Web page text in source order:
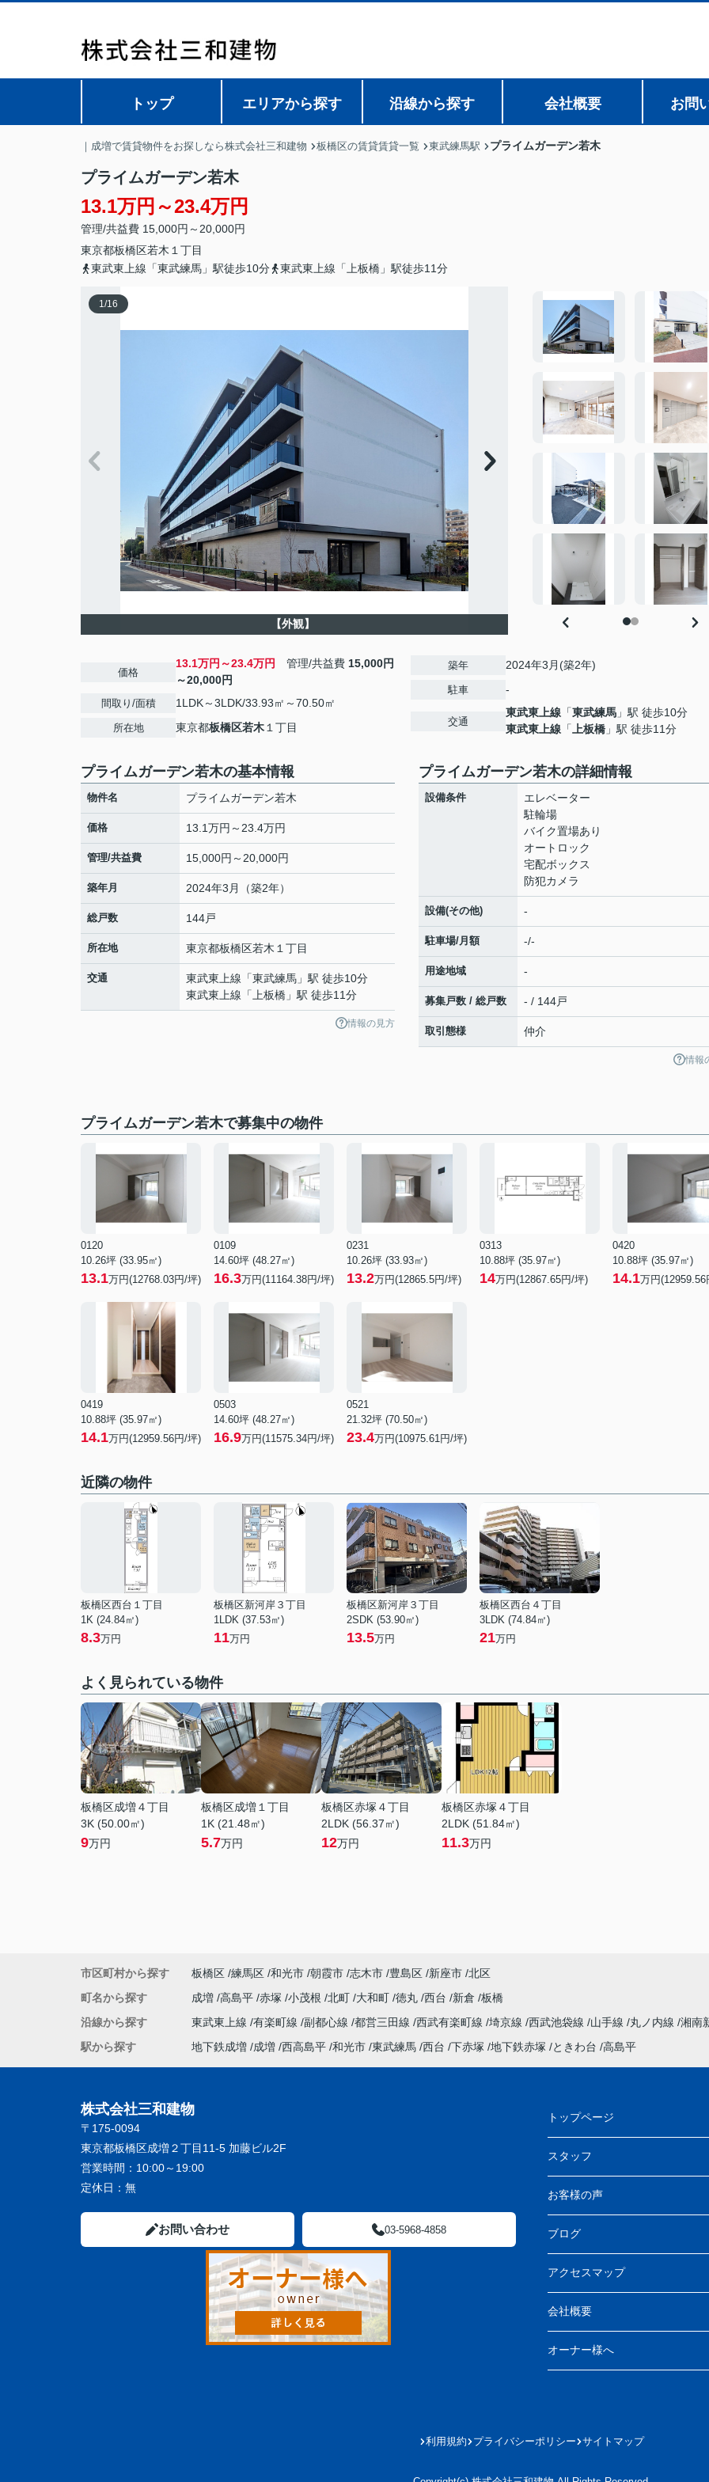
トップ エリアから探す 沿線から探す 会社概要 お問
｜成増で賃貸物件をお探しなら株式会社三和建物 板橋区の賃貸賃貸一覧 東武練馬駅 プライムガーデン若木
プライムガーデン若木
13.1万円～23.4万円
管理/共益費 15,000円～20,000円
東京都板橋区若木 １丁目
東武東上線「東武練馬」駅徒歩10分
東武東上線「上板橋」駅徒歩11分
1/16
【外観】
価格
13.1万円～23.4万円 管理/共益費 15,000円
～20,000円
間取り/面積 1LDK～3LDK/33.93㎡～70.50㎡
所在地 東京都板橋区若木 １丁目
築年 2024年3月(築2年)
駐車 -
交通
東武東上線 「東武練馬 」駅 徒歩10分
東武東上線 「 上板橋 」駅 徒歩11分
プライムガーデン若木の基本情報
物件名 プライムガーデン若木
価格 13.1万円～23.4万円
管理/共益費 15,000円～20,000円
築年月 2024年3月（築2年）
総戸数 144戸
所在地 東京都板橋区若木 １丁目
交通 東武東上線 「東武練馬 」駅 徒歩10分
東武東上線 「 上板橋 」駅 徒歩11分
情報の見方
プライムガーデン若木の詳細情報
設備条件
エレベーター
駐輪場
バイク置場あり
オートロック
宅配ボックス
防犯カメラ
設備(その他) -
駐車場/月額 -/-
用途地域 -
募集戸数 / 総戸数 - / 144戸
取引態様 仲介
情報
プライムガーデン若木で募集中の物件
0120
10.26坪 (33.95㎡)
13.1万円(12768.03円/坪)
0109
14.60坪 (48.27㎡)
16.3万円(11164.38円/坪)
0231
10.26坪 (33.93㎡)
13.2万円(12865.5円/坪)
0313
10.88坪 (35.97㎡)
14万円(12867.65円/坪)
0420
10.88坪 (35.97㎡)
14.1万円(12959.56
0419
10.88坪 (35.97㎡)
14.1万円(12959.56円/坪)
0503
14.60坪 (48.27㎡)
16.9万円(11575.34円/坪)
0521
21.32坪 (70.50㎡)
23.4万円(10975.61円/坪)
近隣の物件
板橋区西台１丁目
1K (24.84㎡)
8.3万円
板橋区新河岸３丁目
1LDK (37.53㎡)
11万円
板橋区新河岸３丁目
2SDK (53.90㎡)
13.5万円
板橋区西台４丁目
3LDK (74.84㎡)
21万円
よく見られている物件
板橋区成増４丁目
3K (50.00㎡)
9万円
板橋区成増１丁目
1K (21.48㎡)
5.7万円
板橋区赤塚４丁目
2LDK (56.37㎡)
12万円
板橋区赤塚４丁目
2LDK (51.84㎡)
11.3万円
市区町村から探す 板橋区 練馬区 和光市 朝霞市 志木市 豊島区 新座市 北区
町名から探す
成増 高島平 赤塚 小茂根 北町 大和町 徳丸 西台 新倉 板橋
沿線から探す
東武東上線 有楽町線 副都心線 都営三田線 西武有楽町線 埼京線 西武池袋線 山手線 丸ノ内線 湘南
駅から探す
地下鉄成増 成増 西高島平 和光市 東武練馬 西台 下赤塚 地下鉄赤塚 ときわ台 高島平
株式会社三和建物
〒175-0094
東京都板橋区成増２丁目11-5 加藤ビル2F
営業時間： 10:00～19:00
定休日： 無
お問い合わせ 03-5968-4858
トップページ
スタッフ
お客様の声
ブログ
アクセスマップ
会社概要
オーナー様へ
利用規約 プライバシーポリシー サイトマップ